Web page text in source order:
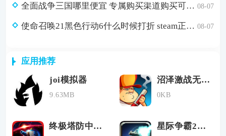
全面战争三国哪里便宜 专属购买渠道购买可省179元 08-07
使命召唤21黑色行动6什么时候打折 steam正版游戏低价购买渠道分享 08-07
应用推荐
joi模拟器
9.63MB
沼泽激战无限金币钻石破解版
0KB
终极塔防中文修改版不用登录 星际争霸2单机版